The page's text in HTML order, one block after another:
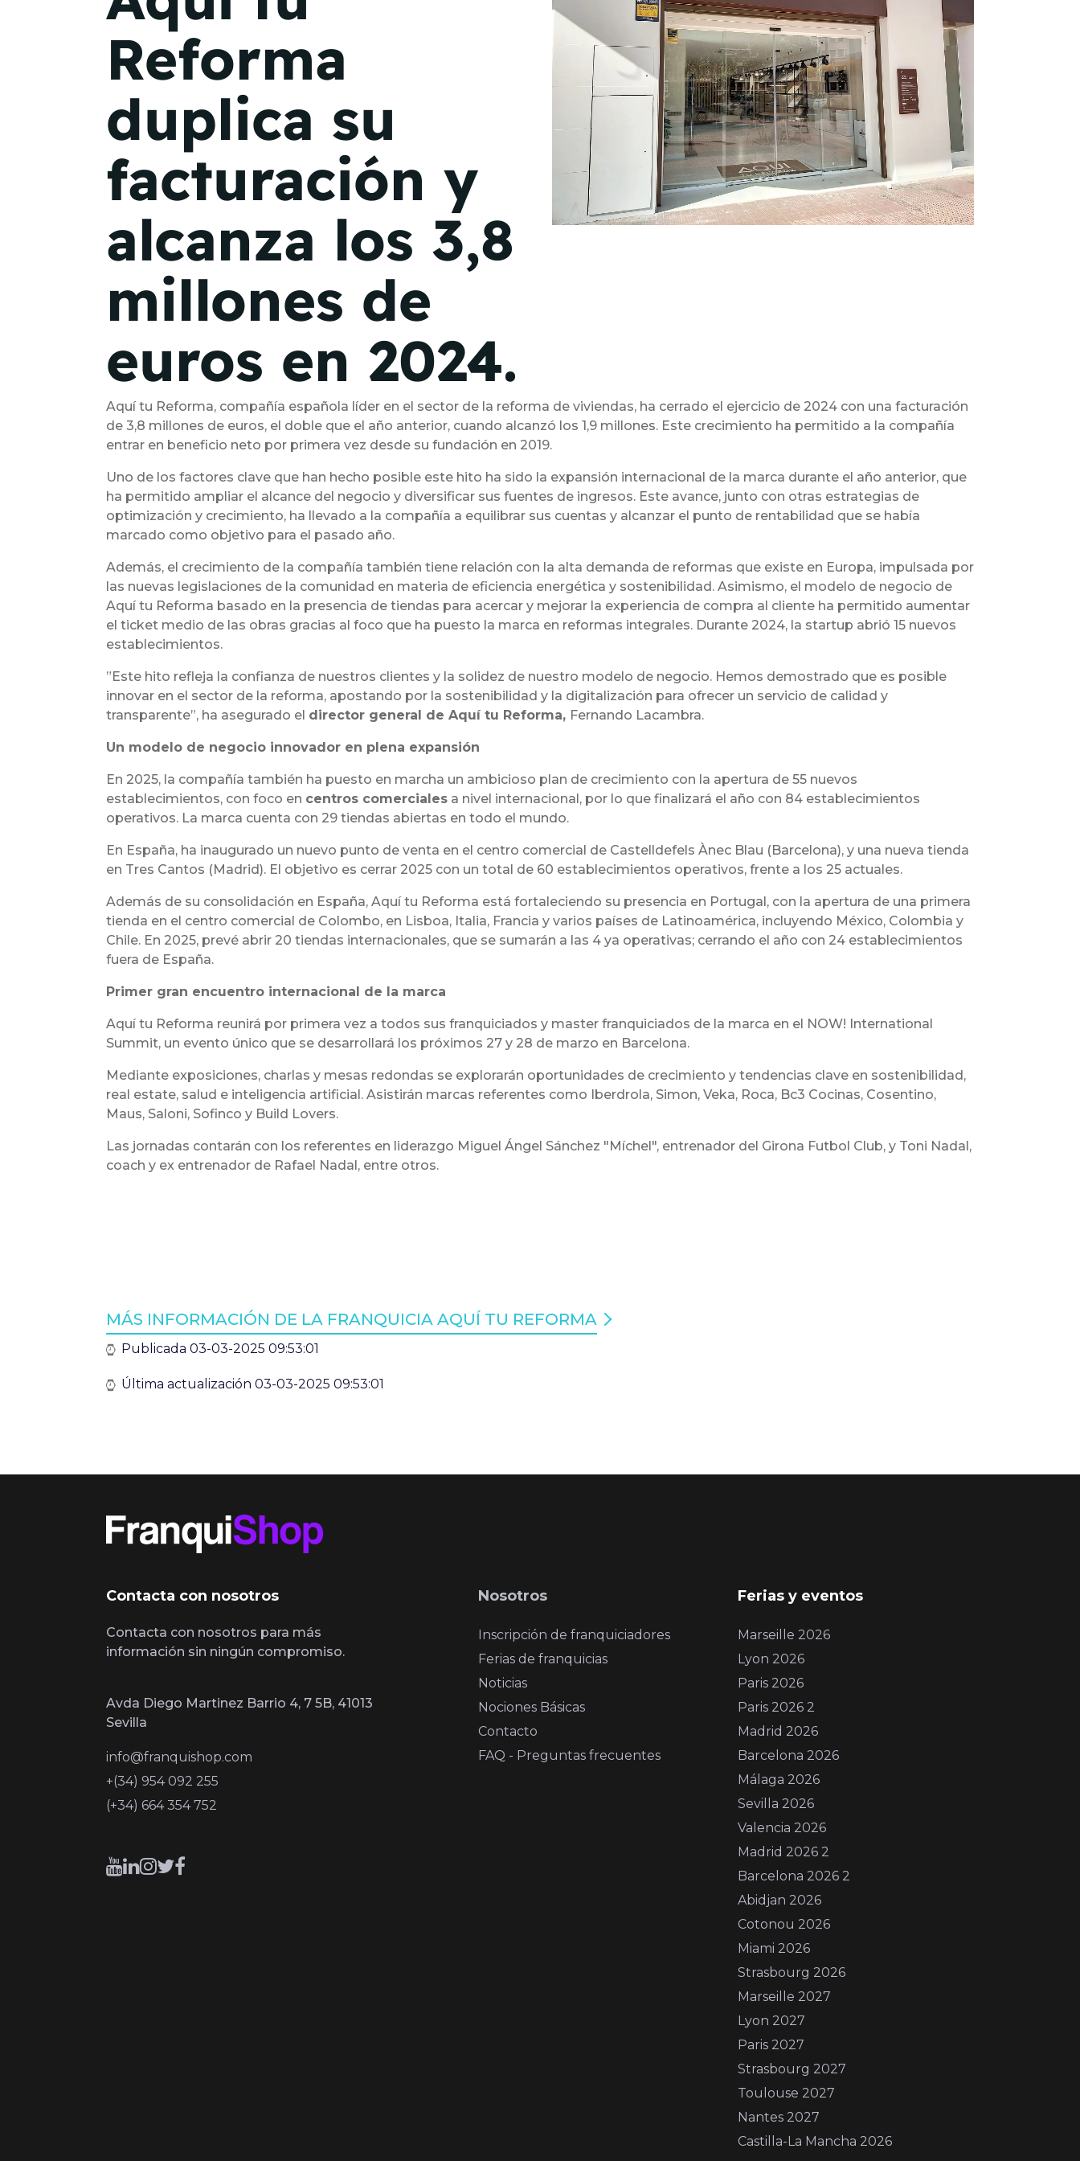
Madrid 2026 2 -
08
de octubre
Castilla-La Mancha
22 de octubre
Barcelona 2026 2 -
05 de noviembre
Infórmate
Reforma
duplica su
facturación y
alcanza los 3,8
millones de
euros en 2024.
Aquí tu Reforma, compañía española líder en el sector de la reforma de viviendas, ha cerrado el ejercicio de 2024 con una facturación
de 3,8 millones de euros, el doble que el año anterior, cuando alcanzó los 1,9 millones. Este crecimiento ha permitido a la compañía
entrar en beneficio neto por primera vez desde su fundación en 2019.
Uno de los factores clave que han hecho posible este hito ha sido la expansión internacional de la marca durante el año anterior, que
ha permitido ampliar el alcance del negocio y diversificar sus fuentes de ingresos. Este avance, junto con otras estrategias de
optimización y crecimiento, ha llevado a la compañía a equilibrar sus cuentas y alcanzar el punto de rentabilidad que se había
marcado como objetivo para el pasado año.
Además, el crecimiento de la compañía también tiene relación con la alta demanda de reformas que existe en Europa, impulsada por
las nuevas legislaciones de la comunidad en materia de eficiencia energética y sostenibilidad. Asimismo, el modelo de negocio de
Aquí tu Reforma basado en la presencia de tiendas para acercar y mejorar la experiencia de compra al cliente ha permitido aumentar
el ticket medio de las obras gracias al foco que ha puesto la marca en reformas integrales. Durante 2024, la startup abrió 15 nuevos
establecimientos.
”Este hito refleja la confianza de nuestros clientes y la solidez de nuestro modelo de negocio. Hemos demostrado que es posible
innovar en el sector de la reforma, apostando por la sostenibilidad y la digitalización para ofrecer un servicio de calidad y
transparente”, ha asegurado el director general de Aquí tu Reforma, Fernando Lacambra.
Un modelo de negocio innovador en plena expansión
En 2025, la compañía también ha puesto en marcha un ambicioso plan de crecimiento con la apertura de 55 nuevos
establecimientos, con foco en centros comerciales a nivel internacional, por lo que finalizará el año con 84 establecimientos
operativos. La marca cuenta con 29 tiendas abiertas en todo el mundo.
En España, ha inaugurado un nuevo punto de venta en el centro comercial de Castelldefels Ànec Blau (Barcelona), y una nueva tienda
en Tres Cantos (Madrid). El objetivo es cerrar 2025 con un total de 60 establecimientos operativos, frente a los 25 actuales.
Además de su consolidación en España, Aquí tu Reforma está fortaleciendo su presencia en Portugal, con la apertura de una primera
tienda en el centro comercial de Colombo, en Lisboa, Italia, Francia y varios países de Latinoamérica, incluyendo México, Colombia y
Chile. En 2025, prevé abrir 20 tiendas internacionales, que se sumarán a las 4 ya operativas; cerrando el año con 24 establecimientos
fuera de España.
Primer gran encuentro internacional de la marca
Aquí tu Reforma reunirá por primera vez a todos sus franquiciados y master franquiciados de la marca en el NOW! International
Summit, un evento único que se desarrollará los próximos 27 y 28 de marzo en Barcelona.
Mediante exposiciones, charlas y mesas redondas se explorarán oportunidades de crecimiento y tendencias clave en sostenibilidad,
real estate, salud e inteligencia artificial. Asistirán marcas referentes como Iberdrola, Simon, Veka, Roca, Bc3 Cocinas, Cosentino,
Maus, Saloni, Sofinco y Build Lovers.
Las jornadas contarán con los referentes en liderazgo Miguel Ángel Sánchez "Míchel", entrenador del Girona Futbol Club, y Toni Nadal,
coach y ex entrenador de Rafael Nadal, entre otros.
MÁS INFORMACIÓN DE LA FRANQUICIA AQUÍ TU REFORMA
Publicada 03-03-2025 09:53:01
Última actualización 03-03-2025 09:53:01
Contacta con nosotros
Contacta con nosotros para más
información sin ningún compromiso.
Avda Diego Martinez Barrio 4, 7 5B, 41013
Sevilla
info@franquishop.com
+(34) 954 092 255
(+34) 664 354 752
Nosotros
Inscripción de franquiciadores
Ferias de franquicias
Noticias
Nociones Básicas
Contacto
FAQ - Preguntas frecuentes
Ferias y eventos
Marseille 2026
Lyon 2026
Paris 2026
Paris 2026 2
Madrid 2026
Barcelona 2026
Málaga 2026
Sevilla 2026
Valencia 2026
Madrid 2026 2
Barcelona 2026 2
Abidjan 2026
Cotonou 2026
Miami 2026
Strasbourg 2026
Marseille 2027
Lyon 2027
Paris 2027
Strasbourg 2027
Toulouse 2027
Nantes 2027
Castilla-La Mancha 2026